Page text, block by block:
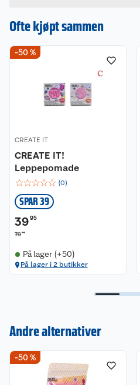
en omtale.
Ofte kjøpt sammen
-50 %
CREATE IT
CREATE IT!
Leppepomade
☆☆☆☆☆ (0)
SPAR 39
3995
7990
På lager (+50)
På lager i 2 butikker
Andre alternativer
-50 %
Om oss
Nyheter
Kontakt oss
Angre- og returrett